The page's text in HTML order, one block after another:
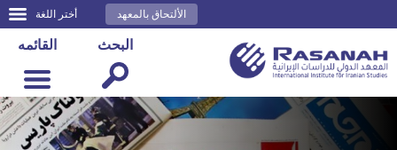
أختر اللغة الألتحاق بالمعهد
القائمه البحث